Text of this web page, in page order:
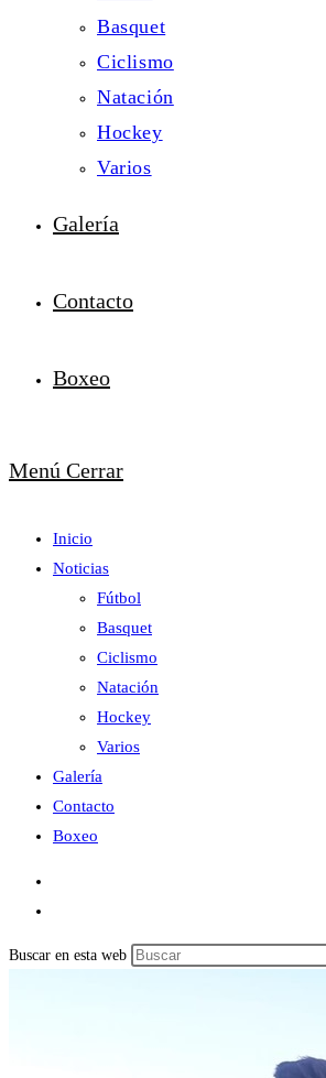
Basquet
Ciclismo
Natación
Hockey
Varios
Galería
Contacto
Boxeo
Menú Cerrar
Inicio
Noticias
Fútbol
Basquet
Ciclismo
Natación
Hockey
Varios
Galería
Contacto
Boxeo
Buscar en esta web